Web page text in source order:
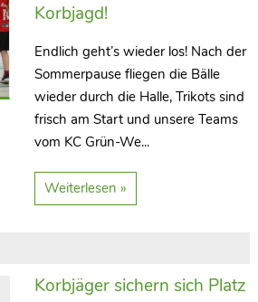
Korbjagd!
Endlich geht’s wieder los! Nach der
Sommerpause fliegen die Bälle
wieder durch die Halle, Trikots sind
frisch am Start und unsere Teams
vom KC Grün-We...
Weiterlesen »
Korbjäger sichern sich Platz